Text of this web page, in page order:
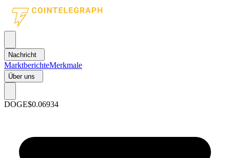
Nachricht
MarktberichteMerkmale
Über uns
DOGE$0.06934